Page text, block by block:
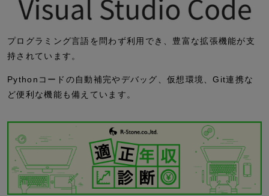
プログラミング言語を問わず利用でき、豊富な拡張機能が支
持されています。
Pythonコードの自動補完やデバッグ、仮想環境、Git連携な
ど便利な機能も備えています。